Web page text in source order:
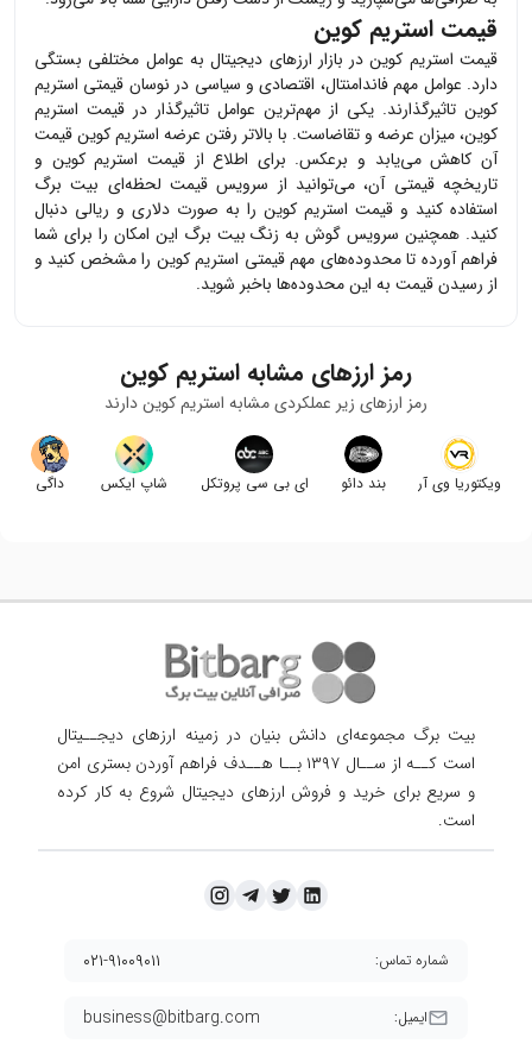
قیمت استریم کوین
قیمت استریم کویندر بازار ارزهای دیجیتال به عوامل مختلفی بستگی
دارد. عوامل مهم فاندامنتال، اقتصادی و سیاسی در نوسان قیمتی استریم
کوین تاثیرگذارند. یکی از مهم‌ترین عوامل تاثیرگذار در قیمت استریم
کوین، میزان عرضه و تقاضاست. با بالاتر رفتن عرضه استریم کوینقیمت
آن کاهش می‌یابد و برعکس. برای اطلاع از قیمت استریم کوین و
تاریخچه قیمتی آن، می‌توانید از سرویس قیمت لحظه‌ای بیت برگ
استفاده کنید و قیمت استریم کوین را به صورت دلاری و ریالی دنبال
کنید. همچنین سرویس گوش به زنگ بیت برگ این امکان را برای شما
فراهم آورده تا محدوده‌های مهم قیمتی استریم کوین را مشخص کنید و
از رسیدن قیمت به این محدوده‌ها باخبر شوید.
رمز ارزهای مشابه استریم کوین
رمز ارزهای زیر عملکردی مشابه استریم کویندارند
ویکتوریا وی آر بند دائو ای بی سی پروتکل شاپ ایکس داگی
بیت برگ مجموعه‌ای دانش بنیان در زمینه ارزهای دیجــیتال
است کــه از ســال ۱۳۹۷ بــا هــدف فراهم آوردن
بستری امن
و سریع برای خرید و فروش ارزهای دیجیتال شروع به کار کرده
است.
ایمیل: business@bitbarg.com
شماره تماس: ۰۲۱-۹۱۰۰۹۰۱۱